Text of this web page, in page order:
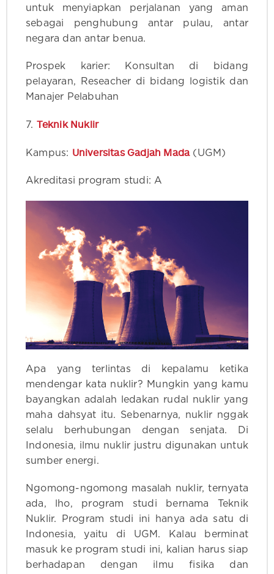
untuk menyiapkan perjalanan yang aman
sebagai penghubung antar pulau, antar
negara dan antar benua.
Prospek karier: Konsultan di bidang
pelayaran, Reseacher di bidang logistik dan
Manajer Pelabuhan
7. Teknik Nuklir
Kampus: Universitas Gadjah Mada(UGM)
Akreditasi program studi: A
Apa yang terlintas di kepalamu ketika
mendengar kata nuklir? Mungkin yang kamu
bayangkan adalah ledakan rudal nuklir yang
maha dahsyat itu. Sebenarnya, nuklir nggak
selalu berhubungan dengan senjata. Di
Indonesia, ilmu nuklir justru digunakan untuk
sumber energi.
Ngomong-ngomong masalah nuklir, ternyata
ada, lho, program studi bernama Teknik
Nuklir. Program studi ini hanya ada satu di
Indonesia, yaitu di UGM. Kalau berminat
masuk ke program studi ini, kalian harus siap
berhadapan dengan ilmu fisika dan